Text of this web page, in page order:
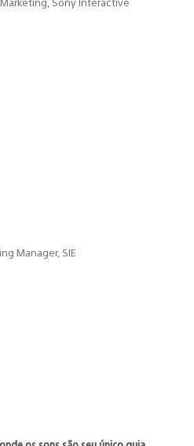
Manager, SIE